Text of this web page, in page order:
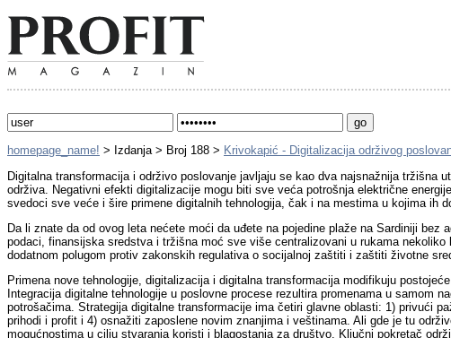
homepage_name! > Izdanja > Broj 188 > Krivokapić - Digitalizacija održivog
Digitalna transformacija i održivo poslovanje javljaju se kao dva najsnažnija tržišna
održiva. Negativni efekti digitalizacije mogu biti sve veća potrošnja električne
svedoci sve veće i šire primene digitalnih tehnologija, čak i na mestima u kojima ih
Da li znate da od ovog leta nećete moći da uđete na pojedine plaže na Sardiniji
podaci, finansijska sredstva i tržišna moć sve više centralizovani u rukama
dodatnom polugom protiv zakonskih regulativa o socijalnoj zaštiti i zaštiti životne
Primena nove tehnologije, digitalizacija i digitalna transformacija modifikuju
Integracija digitalne tehnologije u poslovne procese rezultira promenama u samom
potrošačima. Strategija digitalne transformacije ima četiri glavne oblasti: 1) privući
prihodi i profit i 4) osnažiti zaposlene novim znanjima i veštinama. Ali gde je tu
mogućnostima u cilju stvaranja koristi i blagostanja za društvo. Ključni pokretač